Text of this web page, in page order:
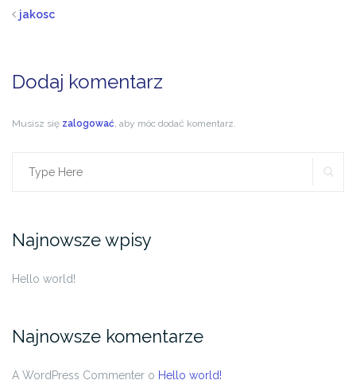
jakosc
Dodaj komentarz
Musisz się zalogować , aby móc dodać komentarz.
Search
Najnowsze wpisy
Hello world!
Najnowsze komentarze
A WordPress Commenter o Hello world!